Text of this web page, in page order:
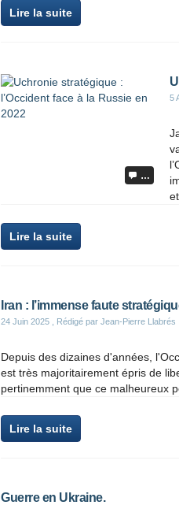
Lire la suite
…
5
Lire la suite
Iran : l’immense faute
24 Juin 2025 , Rédigé par Jean-Pierre Llabrés
Depuis des dizaines d'années,
est très majoritairement épris de
pertinemment que ce malheureux
Lire la suite
Guerre en Ukraine.